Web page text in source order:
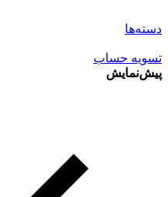
دسته‌ها
تسویه حساب
پیش‌نمایش